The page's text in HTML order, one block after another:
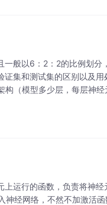
般以6：2：2的比例划分
集和测试集的区别以及用
（模型多少层，每层神经
运行的函数，负责将神经
神经网络，不然不加激活